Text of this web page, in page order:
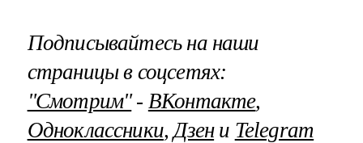
Подписывайтесь на наши
страницы в соцсетях:
"Смотрим"‐ ВКонтакте,
Одноклассники, Дзени Telegram